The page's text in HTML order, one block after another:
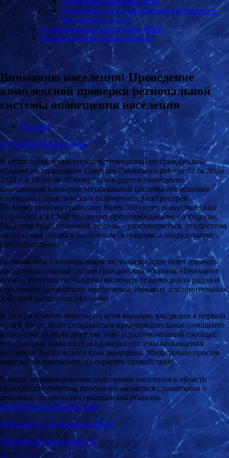
Организация и осуществление внутреннего
финансового аудита
Информация об учреждении МКУ
Политика конфиденциальности
Вниманию населения! Проведение
комплексной проверки региональной
системы оповещения населения
Новости
27.09.2024 Наталья Дима
В целях проведения штабной тренировки по гражданской
обороне на территории Советско-Гаванского района 02 октября
2024 г. в 10 часов 40 минут планируется проведение
комплексной проверки региональной системы оповещения
населения с практическим включением электросирен.
По всему региону сработают более 500 сирен и акустических
устройств, а в СМИ прозвучит предупреждающее сообщение.
Проверка будет плановой, ее цель – удостовериться, что система
оповещения готова к различным ситуациям, а оборудование
работоспособно.
Громкий звук с непрерывным звучанием сирен будет означать
предупредительный сигнал гражданской обороны «Внимание
всем!». Жителям необходимо включить телевизор или радио и
прослушать дальнейшие инструкции. Никаких дополнительных
действий выполнять не нужно.
В 10.43 в течение минуты по всем каналам, входящим в первый
мультиплекс, будет передаваться предупредительное сообщение
о проверке. В 10.46 дикторы теле- и радиокомпаний сообщат,
что плановая комплексная проверка системы оповещения
населения Хабаровского края завершена. Убедительно просим
жителей не паниковать и сохранять спокойствие!
В целях информирования подготовки населения в области
гражданской обороны просим ознакомиться с памятками о
действиях по сигналам гражданской обороны.
Действия по сигналам дома
Действия по сигналам на работе
Тревожный чемоданчик (1)